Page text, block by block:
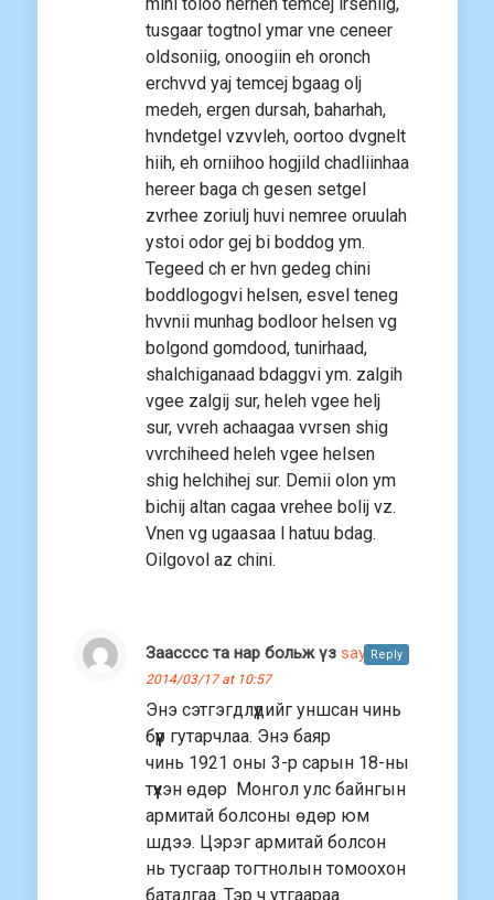
mini toloo herhen temcej irseniig,
tusgaar togtnol ymar vne ceneer
oldsoniig, onoogiin eh oronch
erchvvd yaj temcej bgaag olj
medeh, ergen dursah, baharhah,
hvndetgel vzvvleh, oortoo dvgnelt
hiih, eh orniihoo hogjild chadliinhaa
hereer baga ch gesen setgel
zvrhee zoriulj huvi nemree oruulah
ystoi odor gej bi boddog ym.
Tegeed ch er hvn gedeg chini
boddlogogvi helsen, esvel teneg
hvvnii munhag bodloor helsen vg
bolgond gomdood, tunirhaad,
shalchiganaad bdaggvi ym. zalgih
vgee zalgij sur, heleh vgee helj
sur, vvreh achaagaa vvrsen shig
vvrchiheed heleh vgee helsen
shig helchihej sur. Demii olon ym
bichij altan cagaa vrehee bolij vz.
Vnen vg ugaasaa l hatuu bdag.
Oilgovol az chini.
Заасссс та нар больж үз says:
2014/03/17 at 10:57
Энэ сэтгэгдлүүдийг уншсан чинь
бүүүүүр гутарчлаа. Энэ баяр
чинь 1921 оны 3-р сарын 18-ны
түүхэн өдөр Монгол улс байнгын
армитай болсоны өдөр юм
шдээ. Цэрэг армитай болсон
нь тусгаар тогтнолын томоохон
баталгаа. Тэр ч утгаараа
Reply